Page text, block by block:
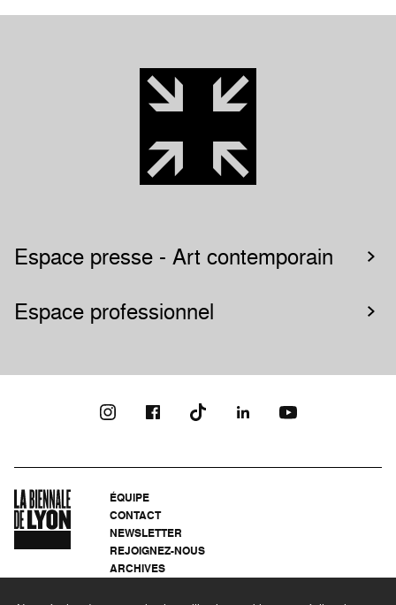
Espace presse - Art contemporain
Espace professionnel
ÉQUIPE
CONTACT
NEWSLETTER
REJOIGNEZ-NOUS
ARCHIVES